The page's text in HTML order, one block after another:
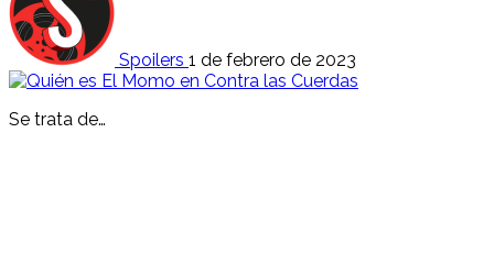
Spoilers 1 de febrero de 2023
Se trata de…